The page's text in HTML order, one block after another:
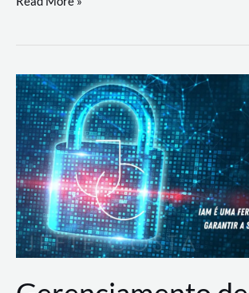
Prática:
Desenvolvimento,
Segurança
e
Operações